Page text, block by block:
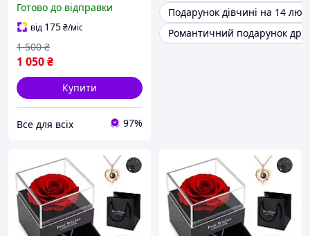
червоний, романтичний
подарунковий набір для
жінок
Готово до відправки
від 175₴/міс
1 050₴
1 500 ₴
Купити
Все для всіх 97%
Подарунок дівчині на 14
Романтичний подарунок